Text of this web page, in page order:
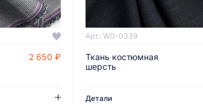
2 650 ₽
Арт.: WO-0339
Ткань костюмная
шерсть
Детали